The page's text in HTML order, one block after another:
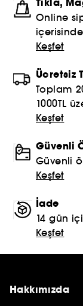
Online
Keşfet
Ücretsiz
Toplam
1000TL
Keşfet
Güvenli
Güvenli
Keşfet
İade
14 gün
Keşfet
Hakkımızda